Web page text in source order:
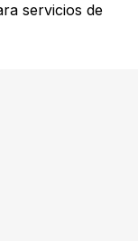
servicios de